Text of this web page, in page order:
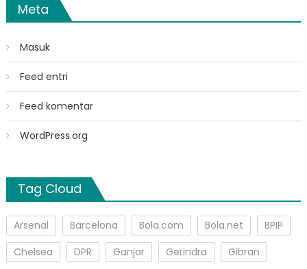
Meta
Masuk
Feed entri
Feed komentar
WordPress.org
Tag Cloud
Arsenal Barcelona Bola.com Bola.net
BPIP
Chelsea
DPR Ganjar Gerindra
Gibran